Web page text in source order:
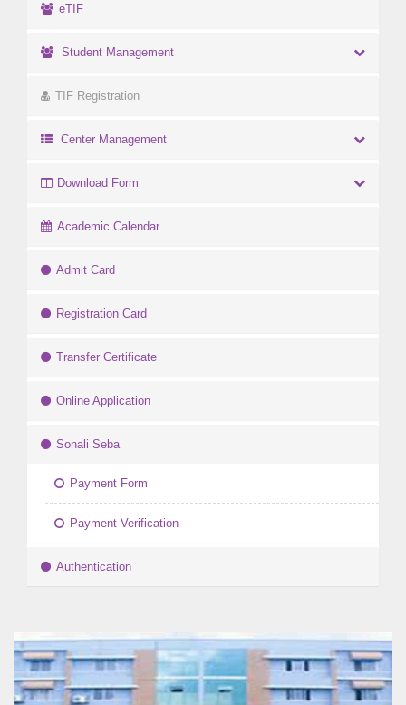
eTIF
Student Management
TIF Registration
Center Management
Download Form
Academic Calendar
Admit Card
Registration Card
Transfer Certificate
Online Application
Sonali Seba
Payment Form
Payment Verification
Authentication